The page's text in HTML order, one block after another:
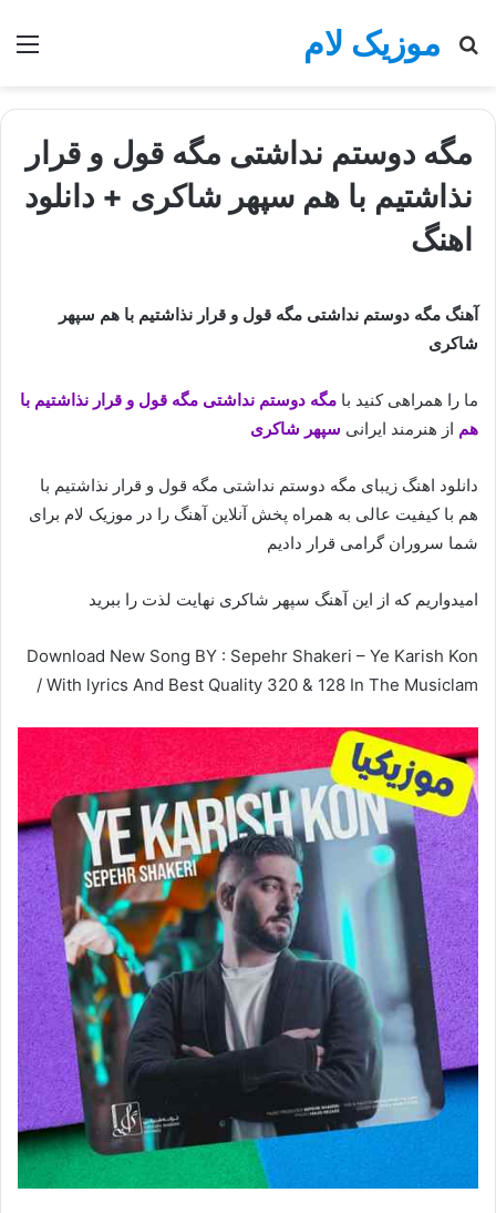
موزیک لام
جستجو
مگه دوستم نداشتی مگه قول و قرار
نذاشتیم با هم سپهر شاکری + دانلود
اهنگ
آهنگ مگه دوستم نداشتی مگه قول و قرار نذاشتیم با هم سپهر
شاکری
ما را همراهی کنید با مگه دوستم نداشتی مگه قول و قرار نذاشتیم با
هم از هنرمند ایرانی سپهر شاکری
دانلود اهنگ زیبای مگه دوستم نداشتی مگه قول و قرار نذاشتیم با
هم با کیفیت عالی به همراه پخش آنلاین آهنگ را در موزیک لام برای
شما سروران گرامی قرار دادیم
امیدواریم که از این آهنگ سپهر شاکری نهایت لذت را ببرید
Download New Song BY : Sepehr Shakeri – Ye Karish Kon
/ With lyrics And Best Quality 320 & 128 In The Musiclam